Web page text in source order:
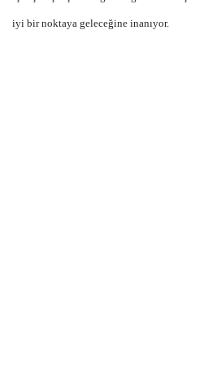
iyi bir noktaya geleceğine inanıyor.